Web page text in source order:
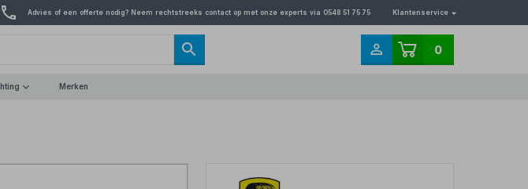
Advies of een offerte nodig? Neem rechtstreeks contact op met onze experts via 0548 51 75 75 Klantenservice
0
Merken